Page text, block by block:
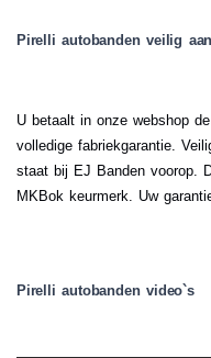
Pirelli autobanden veilig
U betaalt in onze webshop
volledige fabriekgarantie.
staat bij EJ Banden voorop.
MKBok keurmerk. Uw
Pirelli autobanden video`s